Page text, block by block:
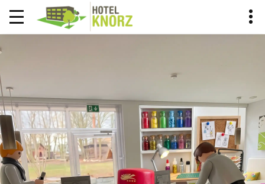
KNORCIERGE BLOG
HOME BLOG